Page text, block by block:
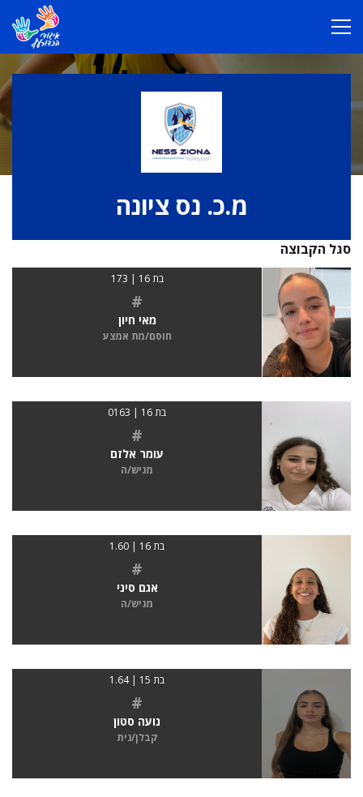
מ.כ. נס ציונה
סגל הקבוצה
בת 16 | 173
#
מאי חיון
חוסם/מת אמצע
בת 16 | 0163
#
עומר אלזם
מגיש/ה
בת 16 | 1.60
#
אגם סיני
מגיש/ה
בת 15 | 1.64
#
נועה סטון
קבלן/נית